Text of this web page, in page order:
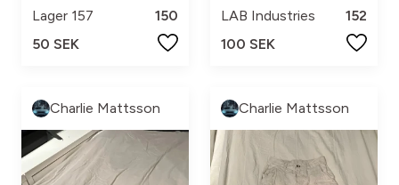
Lager 157
150
50 SEK
LAB Industries
152
100 SEK
Charlie Mattsson Charlie Mattsson